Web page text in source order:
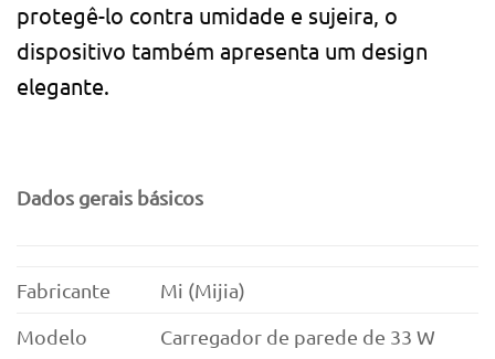
protegê-lo contra umidade e sujeira, o
dispositivo também apresenta um design
elegante.
Dados gerais básicos
Fabricante
Mi (Mijia)
Modelo
Carregador de parede de 33 W